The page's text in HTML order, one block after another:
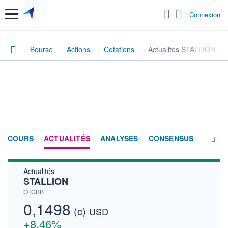
Menu Connexion
Bourse Actions Cotations Actualités STALLION
COURS ACTUALITÉS ANALYSES CONSENSUS
Actualités
STALLION
OTCBB
0,1498 (c) USD
+8,46%